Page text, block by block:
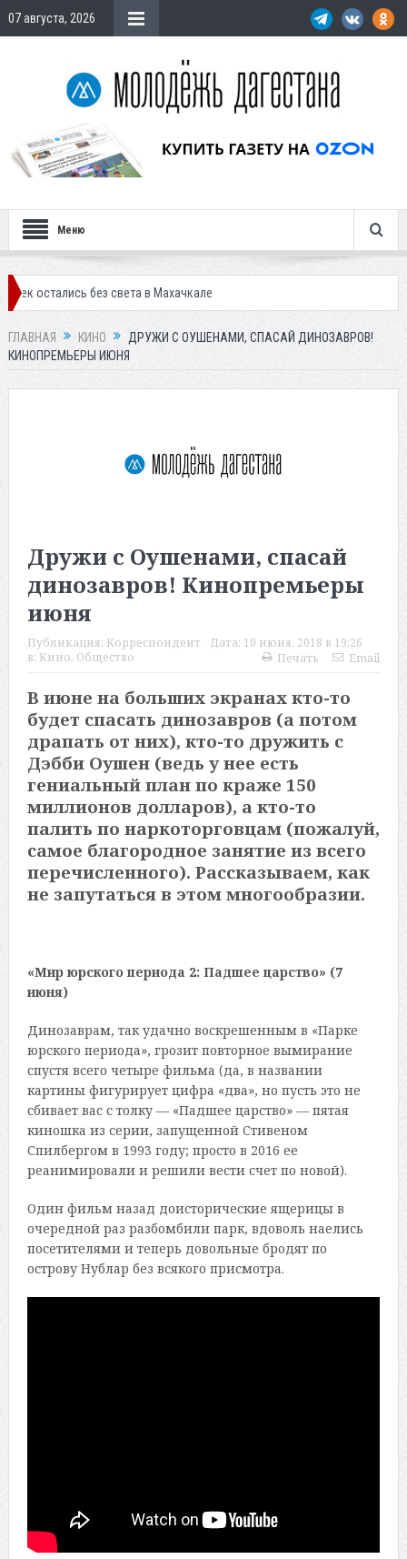
07 августа, 2026
Меню
света в Махачкале
ГЛАВНАЯ КИНО
ДРУЖИ С ОУШЕНАМИ, СПАСАЙ ДИНОЗАВРОВ!
КИНОПРЕМЬЕРЫ ИЮНЯ
Дружи с Оушенами, спасай
динозавров! Кинопремьеры
июня
Публикация: Корреспондент Дата: 10 июня, 2018 в 19:26
в: Кино, Общество Печать Email
В июне на больших экранах кто-то
будет спасать динозавров (а потом
драпать от них), кто-то дружить с
Дэбби Оушен (ведь у нее есть
гениальный план по краже 150
миллионов долларов), а кто-то
палить по наркоторговцам (пожалуй,
самое благородное занятие из всего
перечисленного). Рассказываем, как
не запутаться в этом многообразии.
«Мир юрского периода 2: Падшее царство» (7
июня)
Динозаврам, так удачно воскрешенным в «Парке
юрского периода», грозит повторное вымирание
спустя всего четыре фильма (да, в названии
картины фигурирует цифра «два», но пусть это не
сбивает вас с толку — «Падшее царство» — пятая
киношка из серии, запущенной Стивеном
Спилбергом в 1993 году; просто в 2016 ее
реанимировали и решили вести счет по новой).
Один фильм назад доисторические ящерицы в
очередной раз разбомбили парк, вдоволь наелись
посетителями и теперь довольные бродят по
острову Нублар без всякого присмотра.